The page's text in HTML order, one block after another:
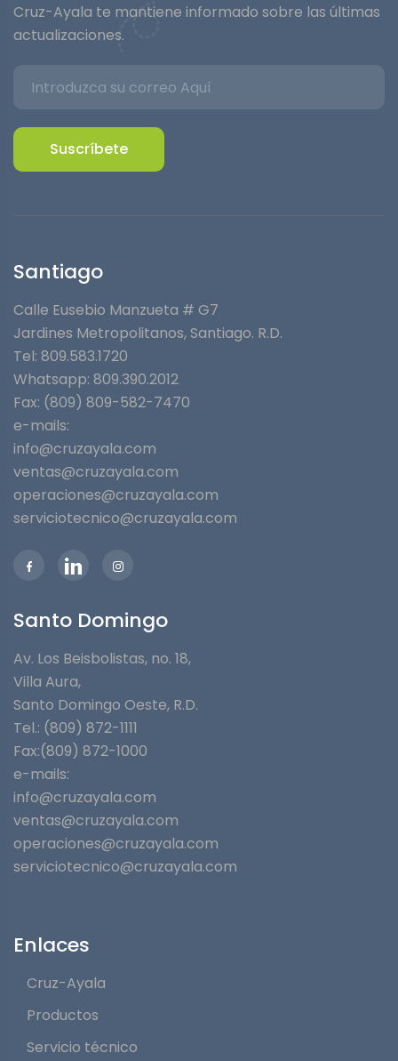
Cruz-Ayala te mantiene informado sobre las últimas
actualizaciones.
Suscríbete
Santiago
Calle Eusebio Manzueta # G7
Jardines Metropolitanos⁣, Santiago. R.D.
Tel: 809.583.1720
Whatsapp: 809.390.2012
Fax: (809) 809-582-7470
e-mails:
info@cruzayala.com
ventas@cruzayala.com
operaciones@cruzayala.com
serviciotecnico@cruzayala.com
Santo Domingo
Av. Los Beisbolistas, no. 18,
Villa Aura,
Santo Domingo Oeste, R.D.
Tel.: (809) 872-1111
Fax:(809) 872-1000
e-mails:
info@cruzayala.com
ventas@cruzayala.com
operaciones@cruzayala.com
serviciotecnico@cruzayala.com
Enlaces
Cruz-Ayala
Productos
Servicio técnico